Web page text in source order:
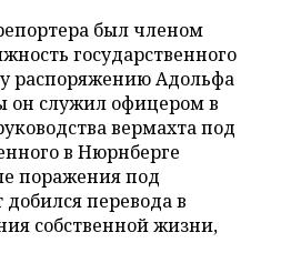
был членом
государственного
распоряжению Адольфа
он служил офицером в
вермахта под
в Нюрнберге
поражения под
перевода в
собственной жизни,